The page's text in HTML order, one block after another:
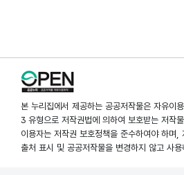
본 누리집에서 제공하는 공공저작물은 자유이
3 유형으로 저작권법에 의하여 보호받는 저작
이용자는 저작권 보호정책을 준수하여야 하며,
출처 표시 및 공공저작물을 변경하지 않고 사